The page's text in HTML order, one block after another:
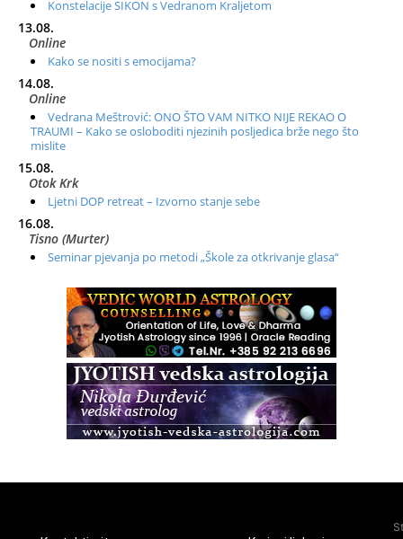
Konstelacije SIKON s Vedranom Kraljetom
13.08.
Online
Kako se nositi s emocijama?
14.08.
Online
Vedrana Meštrović: ONO ŠTO VAM NITKO NIJE REKAO O
TRAUMI – Kako se osloboditi njezinih posljedica brže nego što
mislite
15.08.
Otok Krk
Ljetni DOP retreat – Izvorno stanje sebe
16.08.
Tisno (Murter)
Seminar pjevanja po metodi „Škole za otkrivanje glasa“
Radionica: Pomagači iz drugih dimenzija Online – otvoreno za
Zagreb+Online
Osnovni ThetaHealing® tečaj, Zagreb i Online
Access BARS®, otpusti stres